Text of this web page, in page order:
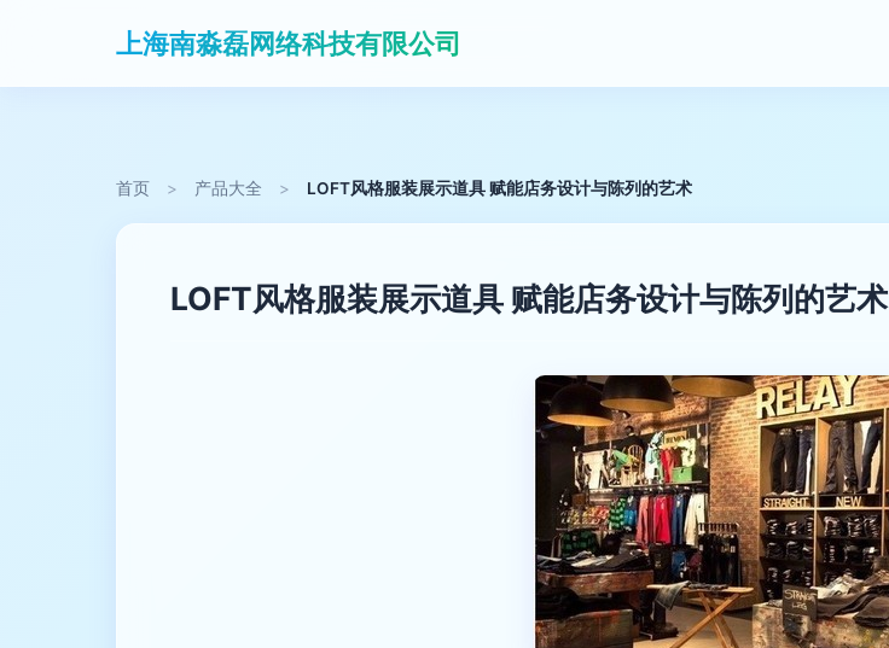
上海南淼磊网络科技有限公司
首页 > 产品大全 > LOFT风格服装展示道具 赋能店务设计与陈列的艺术
LOFT风格服装展示道具 赋能店务设计与陈列的艺术